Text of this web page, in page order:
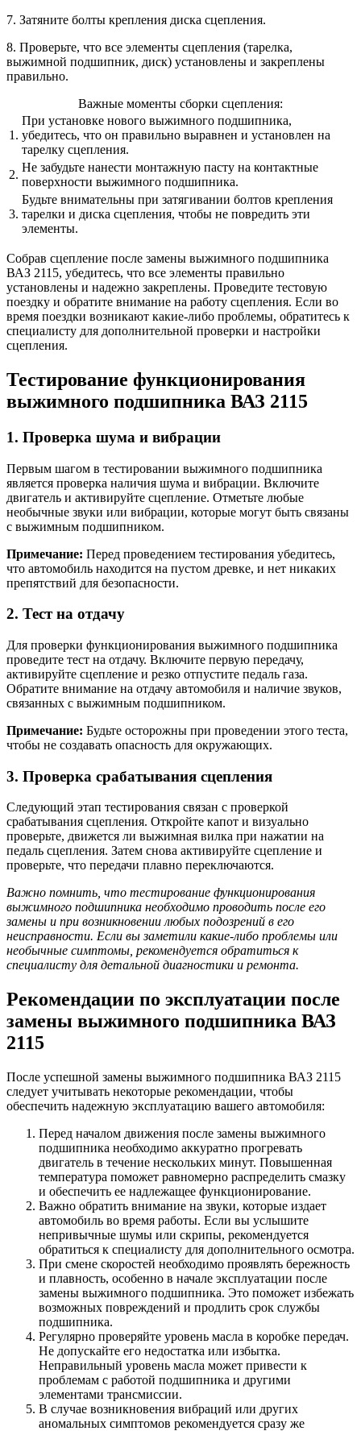
7. Затяните болты крепления диска сцепления.
8. Проверьте, что все элементы сцепления (тарелка,
выжимной подшипник, диск) установлены и закреплены
правильно.
Важные моменты сборки сцепления:
1.
При установке нового выжимного подшипника,
убедитесь, что он правильно выравнен и установлен на
тарелку сцепления.
2.
Не забудьте нанести монтажную пасту на контактные
поверхности выжимного подшипника.
3.
Будьте внимательны при затягивании болтов крепления
тарелки и диска сцепления, чтобы не повредить эти
элементы.
Собрав сцепление после замены выжимного подшипника
ВАЗ 2115, убедитесь, что все элементы правильно
установлены и надежно закреплены. Проведите тестовую
поездку и обратите внимание на работу сцепления. Если во
время поездки возникают какие-либо проблемы, обратитесь к
специалисту для дополнительной проверки и настройки
сцепления.
Тестирование функционирования
выжимного подшипника ВАЗ 2115
1. Проверка шума и вибрации
Первым шагом в тестировании выжимного подшипника
является проверка наличия шума и вибрации. Включите
двигатель и активируйте сцепление. Отметьте любые
необычные звуки или вибрации, которые могут быть связаны
с выжимным подшипником.
Примечание: Перед проведением тестирования убедитесь,
что автомобиль находится на пустом древке, и нет никаких
препятствий для безопасности.
2. Тест на отдачу
Для проверки функционирования выжимного подшипника
проведите тест на отдачу. Включите первую передачу,
активируйте сцепление и резко отпустите педаль газа.
Обратите внимание на отдачу автомобиля и наличие звуков,
связанных с выжимным подшипником.
Примечание: Будьте осторожны при проведении этого теста,
чтобы не создавать опасность для окружающих.
3. Проверка срабатывания сцепления
Следующий этап тестирования связан с проверкой
срабатывания сцепления. Откройте капот и визуально
проверьте, движется ли выжимная вилка при нажатии на
педаль сцепления. Затем снова активируйте сцепление и
проверьте, что передачи плавно переключаются.
Важно помнить, что тестирование функционирования
выжимного подшипника необходимо проводить после его
замены и при возникновении любых подозрений в его
неисправности. Если вы заметили какие-либо проблемы или
необычные симптомы, рекомендуется обратиться к
специалисту для детальной диагностики и ремонта.
Рекомендации по эксплуатации после
замены выжимного подшипника ВАЗ
2115
После успешной замены выжимного подшипника ВАЗ 2115
следует учитывать некоторые рекомендации, чтобы
обеспечить надежную эксплуатацию вашего автомобиля:
Перед началом движения после замены выжимного
подшипника необходимо аккуратно прогревать
двигатель в течение нескольких минут. Повышенная
температура поможет равномерно распределить смазку
и обеспечить ее надлежащее функционирование.
Важно обратить внимание на звуки, которые издает
автомобиль во время работы. Если вы услышите
непривычные шумы или скрипы, рекомендуется
обратиться к специалисту для дополнительного осмотра.
При смене скоростей необходимо проявлять бережность
и плавность, особенно в начале эксплуатации после
замены выжимного подшипника. Это поможет избежать
возможных повреждений и продлить срок службы
подшипника.
Регулярно проверяйте уровень масла в коробке передач.
Не допускайте его недостатка или избытка.
Неправильный уровень масла может привести к
проблемам с работой подшипника и другими
элементами трансмиссии.
В случае возникновения вибраций или других
аномальных симптомов рекомендуется сразу же